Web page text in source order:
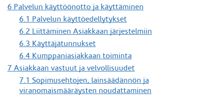
6 Palvelun käyttöönotto ja käyttäminen
6.1 Palvelun käyttöedellytykset
6.2 Liittäminen Asiakkaan järjestelmiin
6.3 Käyttäjätunnukset
6.4 Kumppaniasiakkaan toiminta
7 Asiakkaan vastuut ja velvollisuudet
7.1 Sopimusehtojen, lainsäädännön ja
viranomaismääräysten noudattaminen